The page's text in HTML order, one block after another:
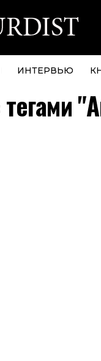
ИНТЕРВЬЮ